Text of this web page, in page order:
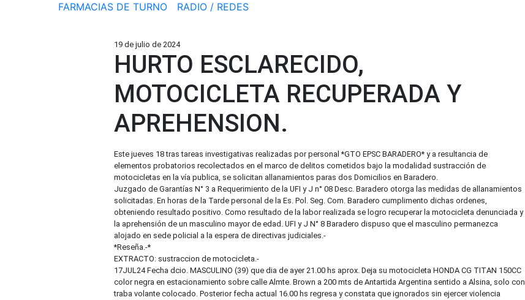
FARMACIAS DE TURNO RADIO / REDES
19 de julio de 2024
HURTO ESCLARECIDO,
MOTOCICLETA RECUPERADA Y
APREHENSION.
Este jueves 18 tras tareas investigativas realizadas por personal *GTO EPSC BARADERO* y a resultancia de
elementos probatorios recolectados en el marco de delitos cometidos bajo la modalidad sustracción de
motocicletas en la vía publica, se solicitan allanamientos paras dos Domicilios en Baradero.
Juzgado de Garantías N° 3 a Requerimiento de la UFI y J n° 08 Desc. Baradero otorga las medidas de allanamientos
solicitadas. En horas de la Tarde personal de la Es. Pol. Seg. Com. Baradero cumplimento dichas ordenes,
obteniendo resultado positivo. Como resultado de la labor realizada se logro recuperar la motocicleta denunciada y
la aprehensión de un masculino mayor de edad. UFI y J N° 8 Baradero dispuso que el masculino permanezca
alojado en sede policial a la espera de directivas judiciales.-
*Reseña.-*
EXTRACTO: sustraccion de motocicleta.-
17JUL24 Fecha dcio. MASCULINO (39) que dia de ayer 21.00 hs aprox. Deja su motocicleta HONDA CG TITAN 150CC
color negra en estacionamiento sobre calle Almte. Brown a 200 mts de Antartida Argentina sentido a Alsina, solo con
traba volante colocado. Posterior fecha actual 16.00 hs regresa y constata que ignorados sin ejercer violencia